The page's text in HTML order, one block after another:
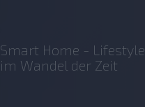
Smart Home - Lifestyle
im Wandel der Zeit